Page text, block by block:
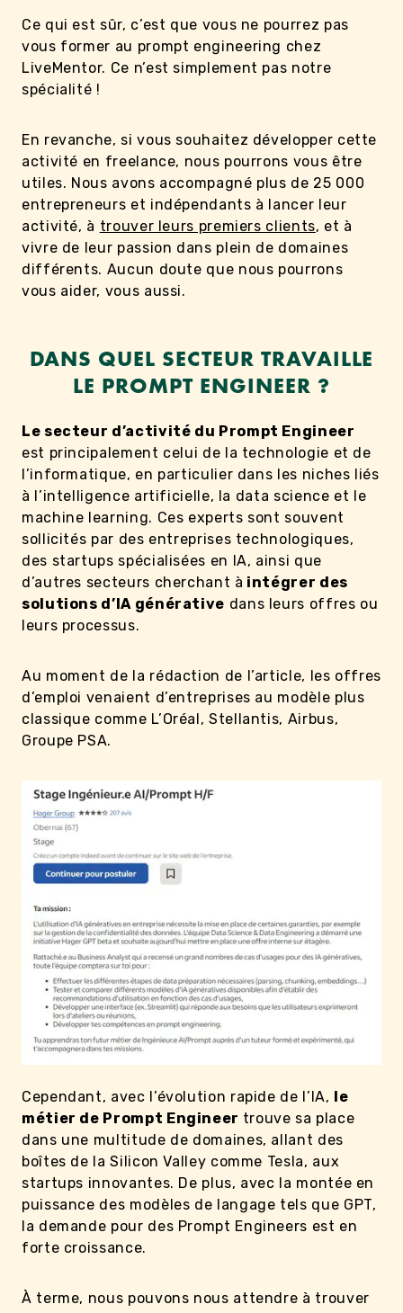
Ce qui est sûr, c’est que vous ne pourrez pas
vous former au prompt engineering chez
LiveMentor. Ce n’est simplement pas notre
spécialité !
En revanche, si vous souhaitez développer cette
activité en freelance, nous pourrons vous être
utiles. Nous avons accompagné plus de 25 000
entrepreneurs et indépendants à lancer leur
activité, à trouver leurs premiers clients, et à
vivre de leur passion dans plein de domaines
différents. Aucun doute que nous pourrons
vous aider, vous aussi.
DANS QUEL SECTEUR TRAVAILLE
LE PROMPT ENGINEER ?
Le secteur d’activité du Prompt Engineer
est principalement celui de la technologie et de
l’informatique, en particulier dans les niches liés
à l’intelligence artificielle, la data science et le
machine learning. Ces experts sont souvent
sollicités par des entreprises technologiques,
des startups spécialisées en IA, ainsi que
d’autres secteurs cherchant à intégrer des
solutions d’IA générative dans leurs offres ou
leurs processus.
Au moment de la rédaction de l’article, les offres
d’emploi venaient d’entreprises au modèle plus
classique comme L’Oréal, Stellantis, Airbus,
Groupe PSA.
Cependant, avec l’évolution rapide de l’IA, le
métier de Prompt Engineer trouve sa place
dans une multitude de domaines, allant des
boîtes de la Silicon Valley comme Tesla, aux
startups innovantes. De plus, avec la montée en
puissance des modèles de langage tels que GPT,
la demande pour des Prompt Engineers est en
forte croissance.
À terme, nous pouvons nous attendre à trouver